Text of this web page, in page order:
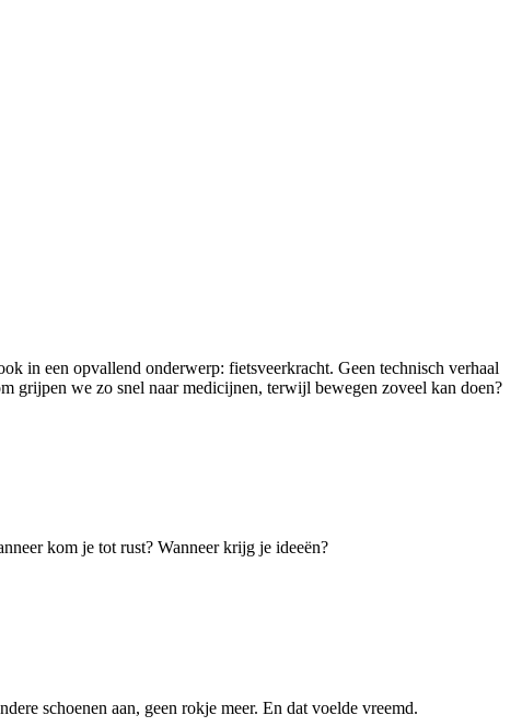
in een opvallend onderwerp: fietsveerkracht. Geen technisch verhaal
grijpen we zo snel naar medicijnen, terwijl bewegen zoveel kan doen?
kom je tot rust? Wanneer krijg je ideeën?
schoenen aan, geen rokje meer. En dat voelde vreemd.